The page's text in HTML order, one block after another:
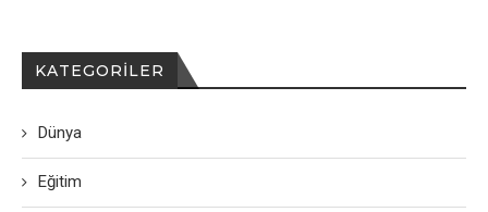
KATEGORILER
Dünya
Eğitim